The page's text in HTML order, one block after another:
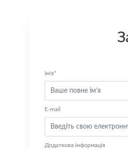
Ім'я*
E-mail
Додаткова інформація